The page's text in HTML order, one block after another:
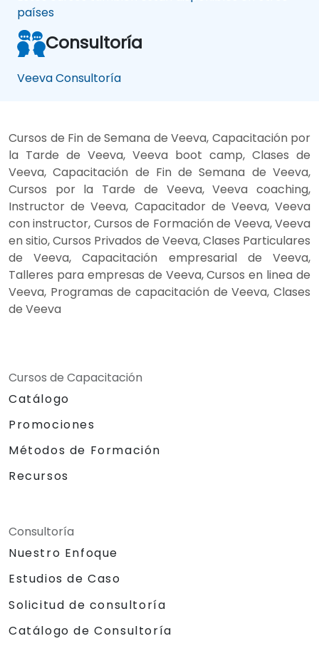
países
Consultoría
Veeva Consultoría
Cursos de Fin de Semana de Veeva, Capacitación por
la Tarde de Veeva, Veeva boot camp, Clases de
Veeva, Capacitación de Fin de Semana de Veeva,
Cursos por la Tarde de Veeva, Veeva coaching,
Instructor de Veeva, Capacitador de Veeva, Veeva
con instructor, Cursos de Formación de Veeva, Veeva
en sitio, Cursos Privados de Veeva, Clases Particulares
de Veeva, Capacitación empresarial de Veeva,
Talleres para empresas de Veeva, Cursos en linea de
Veeva, Programas de capacitación de Veeva, Clases
de Veeva
Cursos de Capacitación
Catálogo
Promociones
Métodos de Formación
Recursos
Consultoría
Nuestro Enfoque
Estudios de Caso
Solicitud de consultoría
Catálogo de Consultoría